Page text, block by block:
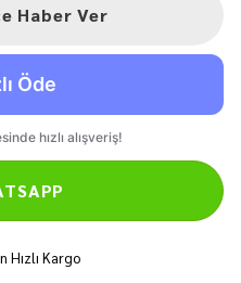
Haber Ver
Hızlı Kargo